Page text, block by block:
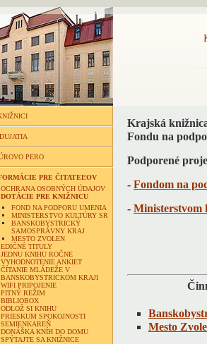
PERO
PRE ČITATEĽOV
OCHRANA OSOBNÝCH ÚDAJOV
DOTÁCIE PRE KNIŽNICU
FOND NA PODPORU UMENIA
MINISTERSTVO KULTÚRY SR
BANSKOBYSTRICKÝ
SAMOSPRÁVNY KRAJ
MESTO ZVOLEN
EDIČNÉ TITULY
JEDNU KNIHU ROČNE
VYHODNOTENIE ANKIET
ČÍTANIE MLÁDEŽE V
BANSKOBYSTRICKOM KRAJI
WIFI PRIPOJENIE
PITNÝ REŽIM
BIBLIOBOX
ODLOŽ SI KNIHU
PRIESKUM SPOKOJNOSTI
SEMIENKAREŇ
DONÁŠKA KNÍH DO DOMU
SPÝTAJTE SA KNIŽNICE
Krajská
Fondu na
Podporené
- Fondom na
- Ministerstvom
Mesto